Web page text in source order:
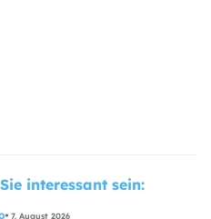
interessant sein:
7. August 2026